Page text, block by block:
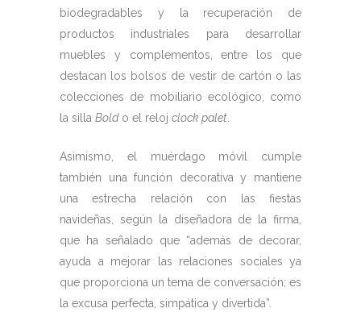
biodegradables y la recuperación de
productos industriales para desarrollar
muebles y complementos, entre los que
destacan los bolsos de vestir de cartón o las
colecciones de mobiliario ecológico, como
la silla Boldo el reloj clock palet
Asimismo, el muérdago móvil cumple
también una función decorativa y mantiene
una estrecha relación con las fiestas
navideñas, según la diseñadora de la firma,
que ha señalado que “además de decorar,
ayuda a mejorar las relaciones sociales ya
que proporciona un tema de conversación; es
la excusa perfecta, simpática y divertida”.